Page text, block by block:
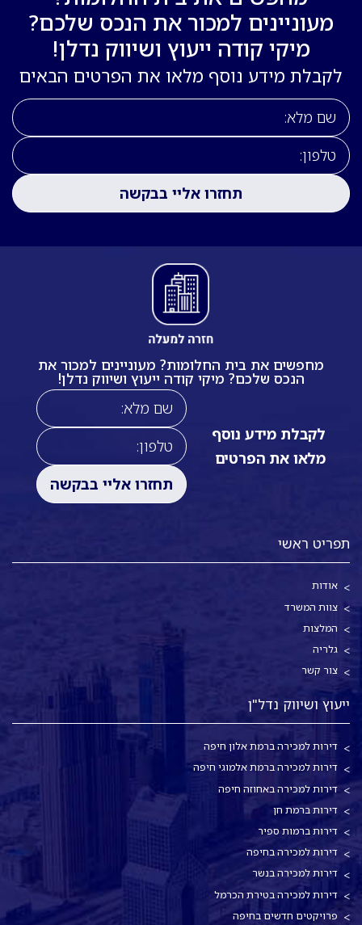
מעוניינים למכור את הנכס שלכם?
מיקי קודה ייעוץ ושיווק נדלן!
לקבלת מידע נוסף מלאו את הפרטים הבאים
מחפשים את בית החלומות? מעוניינים למכור את
הנכס שלכם? מיקי קודה ייעוץ ושיווק נדלן!
לקבלת מידע נוסף
מלאו את הפרטים
תפריט ראשי
אודות
צוות המשרד
המלצות
גלריה
צור קשר
ייעוץ ושיווק נדל"ן
דירות למכירה ברמת אלון חיפה
דירות למכירה ברמת אלמוגי חיפה
דירות למכירה באחוזה חיפה
דירות ברמת חן
דירות ברמות ספיר
דירות למכירה בחיפה
דירות למכירה בנשר
דירות למכירה בטירת הכרמל
פרויקטים חדשים בחיפה